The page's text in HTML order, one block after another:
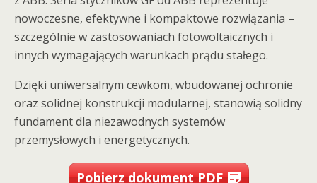
nowoczesne, efektywne i kompaktowe rozwiązania –
szczególnie w zastosowaniach fotowoltaicznych i
innych wymagających warunkach prądu stałego.
Dzięki uniwersalnym cewkom, wbudowanej ochronie
oraz solidnej konstrukcji modularnej, stanowią solidny
fundament dla niezawodnych systemów
przemysłowych i energetycznych.
Pobierz dokument PDF